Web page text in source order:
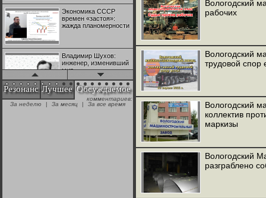
Экономика СССР
времен «застоя»:
жажда планомерности
Владимир Шухов:
инженер, изменивший
мир
"Аркадий Коц" на
эгалите-фесте "Не
Резонанс Лучшее Обсуждаемое
комментариев:
За неделю
| За месяц | За все время
Вологодский
рабочих
Вологодский
трудовой спор
Вологодский
коллектив
маркизы
Вологодский
разграблено